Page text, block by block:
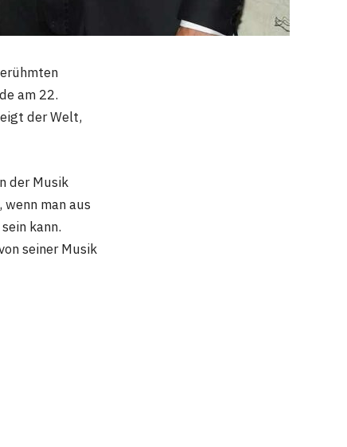
am 22.
der Welt,
der Musik
man aus
kann.
seiner Musik